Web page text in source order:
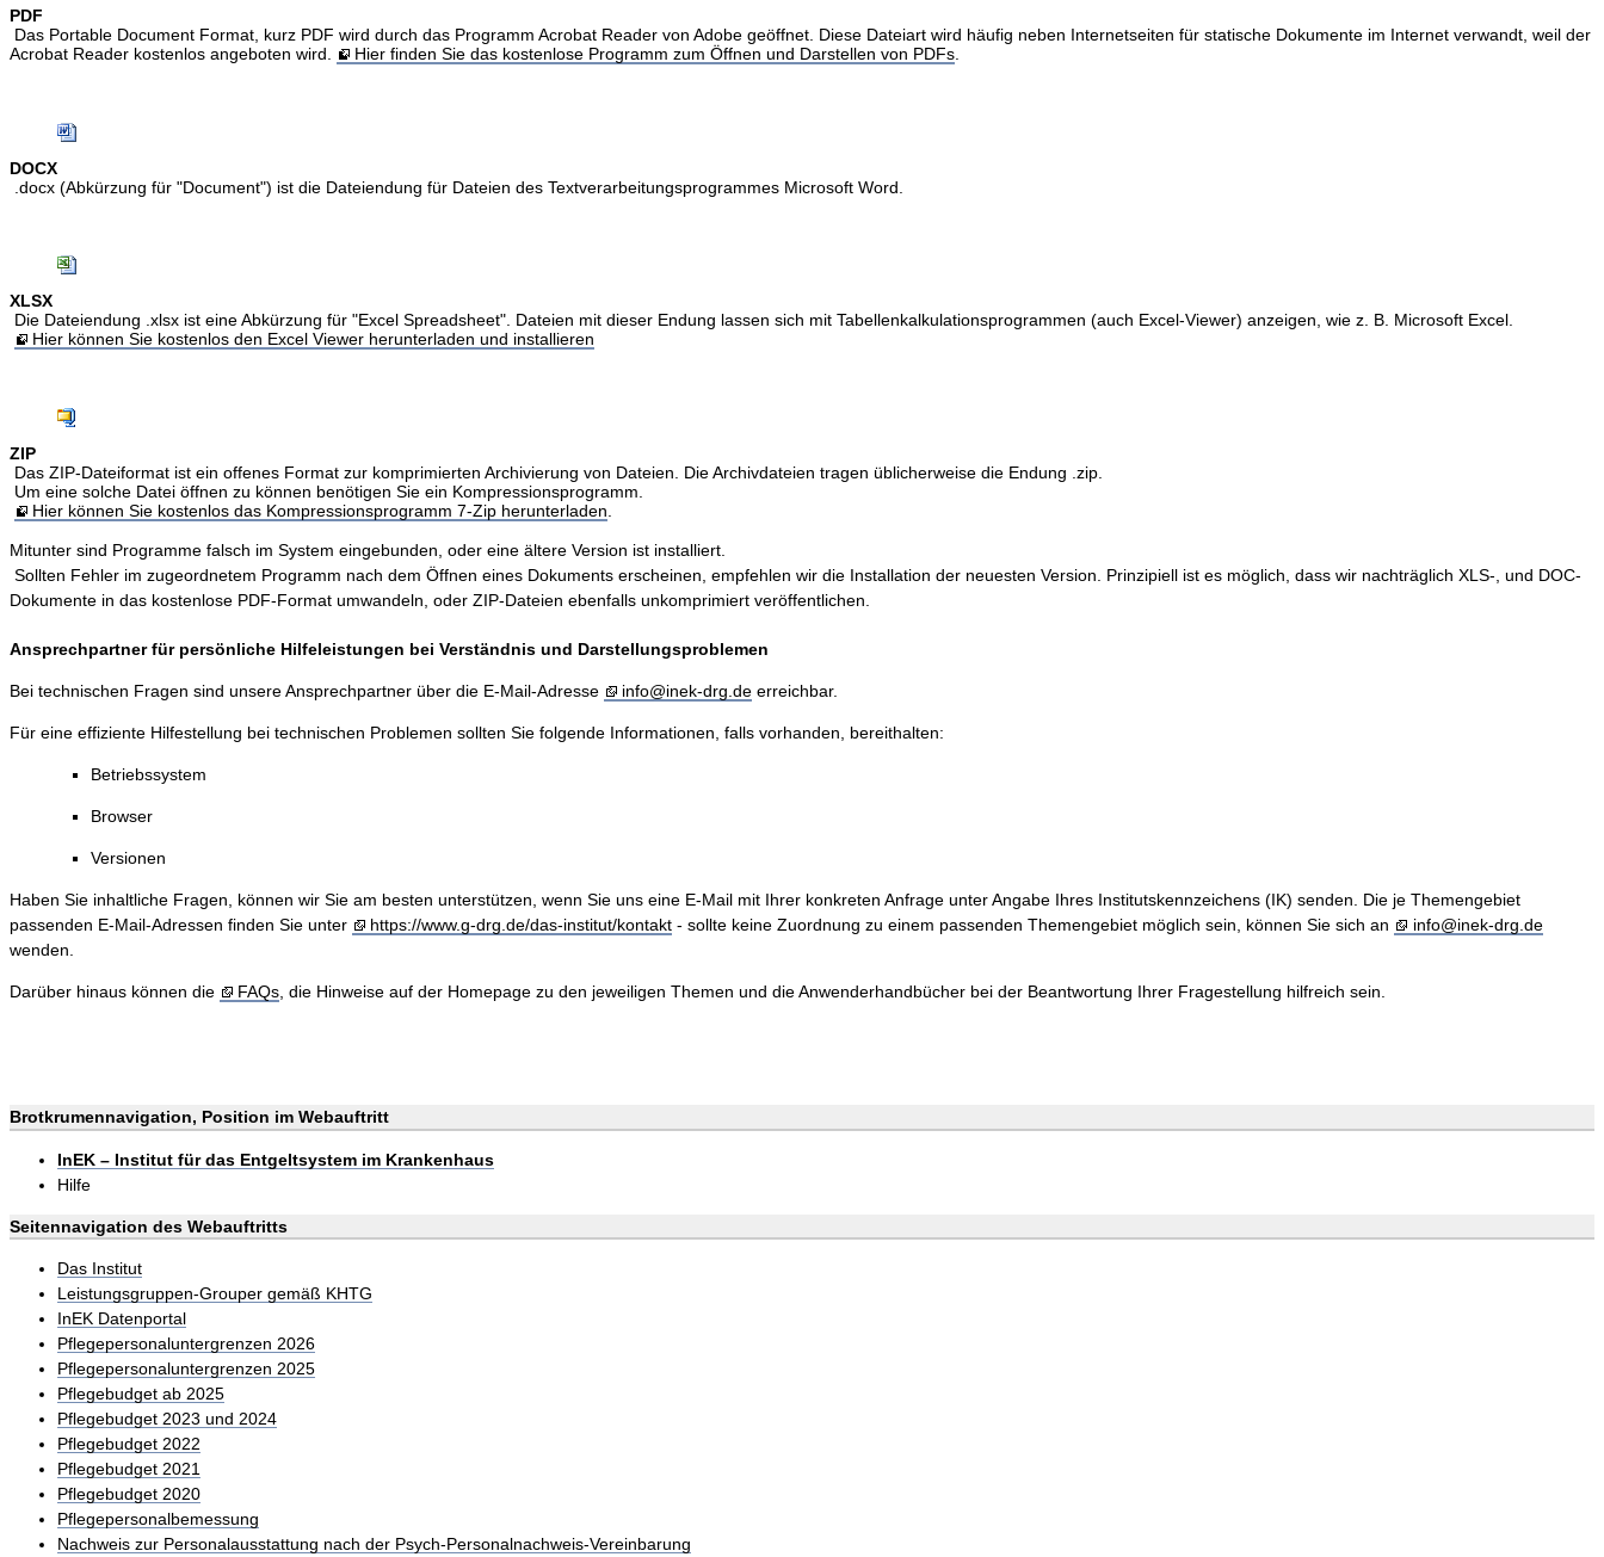
PDF
Das Portable Document Format, kurz PDF wird durch das Programm Acrobat Reader von Adobe geöffnet. Diese Dateiart wird häufig neben Internetseiten für statische Dokumente im Internet verwandt, weil der
Acrobat Reader kostenlos angeboten wird.
Hier finden Sie das kostenlose Programm zum Öffnen und Darstellen von PDFs.
DOCX
.docx (Abkürzung für "Document") ist die Dateiendung für Dateien des Textverarbeitungsprogrammes Microsoft Word.
XLSX
Die Dateiendung .xlsx ist eine Abkürzung für "Excel Spreadsheet". Dateien mit dieser Endung lassen sich mit Tabellenkalkulationsprogrammen (auch Excel-Viewer) anzeigen, wie z. B. Microsoft Excel.
Hier können Sie kostenlos den Excel Viewer herunterladen und installieren
ZIP
Das ZIP-Dateiformat ist ein offenes Format zur komprimierten Archivierung von Dateien. Die Archivdateien tragen üblicherweise die Endung .zip.
Um eine solche Datei öffnen zu können benötigen Sie ein Kompressionsprogramm.
Hier können Sie kostenlos das Kompressionsprogramm 7-Zip herunterladen.
Mitunter sind Programme falsch im System eingebunden, oder eine ältere Version ist installiert.
Sollten Fehler im zugeordnetem Programm nach dem Öffnen eines Dokuments erscheinen, empfehlen wir die Installation der neuesten Version. Prinzipiell ist es möglich, dass wir nachträglich XLS-, und DOC-
Dokumente in das kostenlose PDF-Format umwandeln, oder ZIP-Dateien ebenfalls unkomprimiert veröffentlichen.
Ansprechpartner für persönliche Hilfeleistungen bei Verständnis und Darstellungsproblemen
Bei technischen Fragen sind unsere Ansprechpartner über die E-Mail-Adresse info@inek-drg.de erreichbar.
Für eine effiziente Hilfestellung bei technischen Problemen sollten Sie folgende Informationen, falls vorhanden, bereithalten:
Betriebssystem
Browser
Versionen
Haben Sie inhaltliche Fragen, können wir Sie am besten unterstützen, wenn Sie uns eine E-Mail mit Ihrer konkreten Anfrage unter Angabe Ihres Institutskennzeichens (IK) senden. Die je Themengebiet
passenden E-Mail-Adressen finden Sie unter
https://www.g-drg.de/das-institut/kontakt - sollte keine Zuordnung zu einem passenden Themengebiet möglich sein, können Sie sich an
info@inek-drg.de
wenden.
Darüber hinaus können die FAQs, die Hinweise auf der Homepage zu den jeweiligen Themen und die Anwenderhandbücher bei der Beantwortung Ihrer Fragestellung hilfreich sein.
Brotkrumennavigation, Position im Webauftritt
InEK – Institut für das Entgeltsystem im Krankenhaus
Hilfe
Seitennavigation des Webauftritts
Das Institut
Leistungsgruppen-Grouper gemäß KHTG
InEK Datenportal
Pflegepersonaluntergrenzen 2026
Pflegepersonaluntergrenzen 2025
Pflegebudget ab 2025
Pflegebudget 2023 und 2024
Pflegebudget 2022
Pflegebudget 2021
Pflegebudget 2020
Pflegepersonalbemessung
Nachweis zur Personalausstattung nach der Psych-Personalnachweis-Vereinbarung